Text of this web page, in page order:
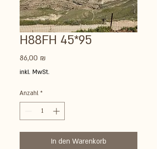
H88FH 45*95
86,00 ₪
inkl. MwSt.
Anzahl *
In den Warenkorb